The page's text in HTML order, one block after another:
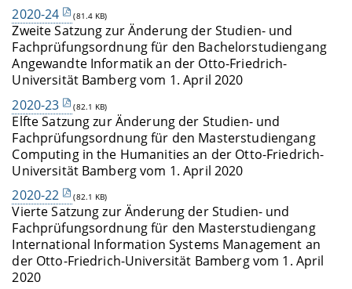
2020-24
(81.4 KB)
Zweite Satzung zur Änderung der Studien- und
Fachprüfungsordnung für den Bachelorstudiengang
Angewandte Informatik an der Otto-Friedrich-
Universität Bamberg vom 1. April 2020
2020-23
(82.1 KB)
Elfte Satzung zur Änderung der Studien- und
Fachprüfungsordnung für den Masterstudiengang
Computing in the Humanities an der Otto-Friedrich-
Universität Bamberg vom 1. April 2020
2020-22
(82.1 KB)
Vierte Satzung zur Änderung der Studien- und
Fachprüfungsordnung für den Masterstudiengang
International Information Systems Management an
der Otto-Friedrich-Universität Bamberg vom 1. April
2020